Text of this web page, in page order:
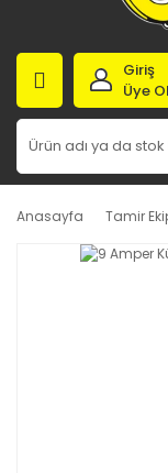
Giriş
Üye Ol
Anasayfa Tamir